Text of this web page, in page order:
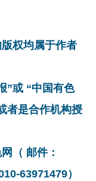
权均属于作者
”或 “中国有色
者是合作机构授
（ 邮件：
63971479）